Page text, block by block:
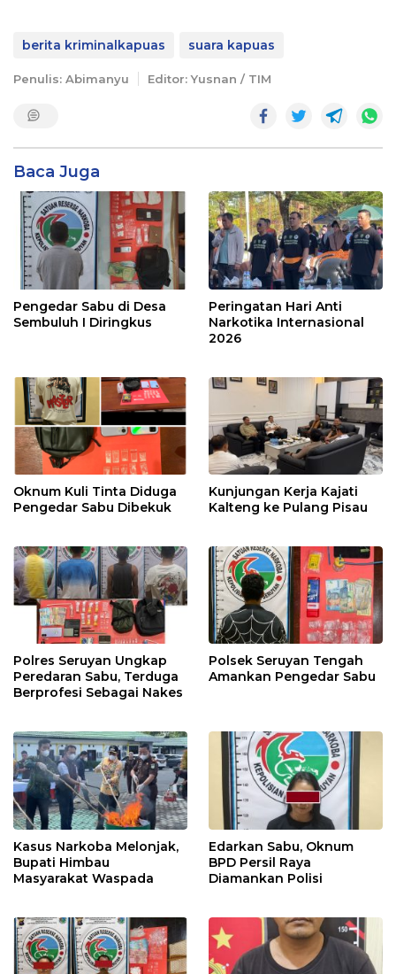
berita kriminalkapuas suara kapuas
Penulis: Abimanyu Editor: Yusnan / TIM
Baca Juga
Pengedar Sabu di Desa
Sembuluh I Diringkus
Peringatan Hari Anti
Narkotika Internasional
2026
Oknum Kuli Tinta Diduga
Pengedar Sabu Dibekuk
Kunjungan Kerja Kajati
Kalteng ke Pulang Pisau
Polres Seruyan Ungkap
Peredaran Sabu, Terduga
Berprofesi Sebagai Nakes
Polsek Seruyan Tengah
Amankan Pengedar Sabu
Kasus Narkoba Melonjak,
Bupati Himbau
Masyarakat Waspada
Edarkan Sabu, Oknum
BPD Persil Raya
Diamankan Polisi